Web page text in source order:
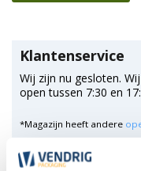
Klantenservice
Wij zijn nu gesloten.
open tussen 7:30 en
*Magazijn heeft andere